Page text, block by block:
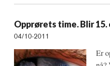
Opprørets time. Blir
04/10-2011
Er